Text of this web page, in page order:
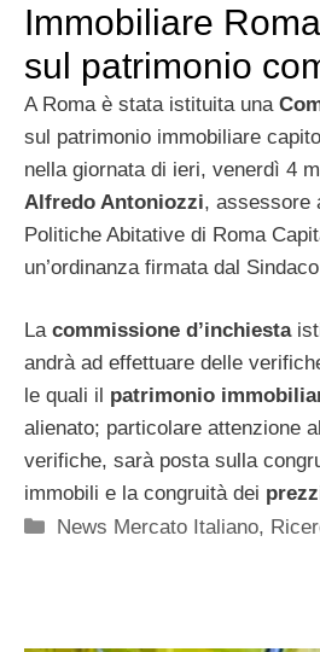
Immobiliare
sul patrimonio
A Roma è stata istituita una
sul patrimonio immobiliare
nella giornata di ieri, venerdì 4
Alfredo Antoniozzi, assessore
Politiche Abitative di Roma
un’ordinanza firmata dal Sindaco
La commissione d’inchiesta
andrà ad effettuare delle
le quali il patrimonio
alienato; particolare attenzione
verifiche, sarà posta sulla
immobili e la congruità dei
Categorie
News Mercato Italiano,